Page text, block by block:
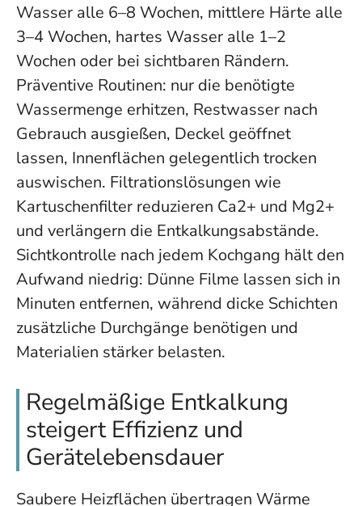
Wasser alle 6–8 Wochen, mittlere Härte alle
3–4 Wochen, hartes Wasser alle 1–2
Wochen oder bei sichtbaren Rändern.
Präventive Routinen: nur die benötigte
Wassermenge erhitzen, Restwasser nach
Gebrauch ausgießen, Deckel geöffnet
lassen, Innenflächen gelegentlich trocken
auswischen. Filtrationslösungen wie
Kartuschenfilter reduzieren Ca2+ und Mg2+
und verlängern die Entkalkungsabstände.
Sichtkontrolle nach jedem Kochgang hält den
Aufwand niedrig: Dünne Filme lassen sich in
Minuten entfernen, während dicke Schichten
zusätzliche Durchgänge benötigen und
Materialien stärker belasten.
Regelmäßige Entkalkung
steigert Effizienz und
Gerätelebensdauer
Saubere Heizflächen übertragen Wärme